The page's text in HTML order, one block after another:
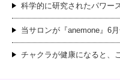
科学的に研究されたパワー
当サロンが『anemone』6
チャクラが健康になると、